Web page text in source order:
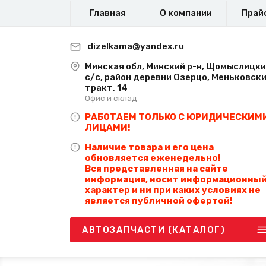
Главная О компании
dizelkama@yandex.ru
Минская обл, Минский р-н,
с/с, район деревни Озерцо,
тракт, 14
Офис и склад
РАБОТАЕМ ТОЛЬКО С
ЛИЦАМИ!
Наличие товара и его цена
обновляется еженедельно!
Вся представленная на сайте
информация, носит информационный
характер и ни при каких условиях не
является публичной офертой!
АВТОЗАПЧАСТИ (КАТАЛОГ)